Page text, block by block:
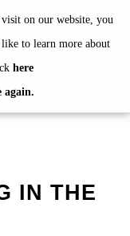
on our website, you
to learn more about
here
again.
de | en
IN THE